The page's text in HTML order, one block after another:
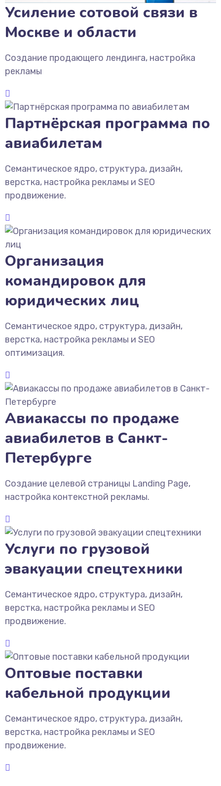
Усиление сотовой связи в
Москве и области
Создание продающего лендинга, настройка
рекламы
Партнёрская программа по
авиабилетам
Семантическое ядро, структура, дизайн,
верстка, настройка рекламы и SEO
продвижение.
Организация
командировок для
юридических лиц
Семантическое ядро, структура, дизайн,
верстка, настройка рекламы и SEO
оптимизация.
Авиакассы по продаже
авиабилетов в Санкт-
Петербурге
Создание целевой страницы Landing Page,
настройка контекстной рекламы.
Услуги по грузовой
эвакуации спецтехники
Семантическое ядро, структура, дизайн,
верстка, настройка рекламы и SEO
продвижение.
Оптовые поставки
кабельной продукции
Семантическое ядро, структура, дизайн,
верстка, настройка рекламы и SEO
продвижение.